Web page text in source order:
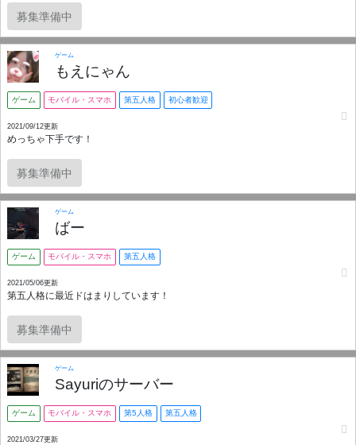
募集準備中
ゲーム
もえにゃん
ゲーム モバイル・スマホ 第五人格 初心者歓迎
2021/09/12更新
めっちゃ下手です！
募集準備中
ゲーム
ばー
ゲーム モバイル・スマホ 第五人格
2021/05/06更新
第五人格に最近ドはまりしています！
募集準備中
ゲーム
Sayuriのサーバー
ゲーム モバイル・スマホ 第5人格 第五人格
2021/03/27更新